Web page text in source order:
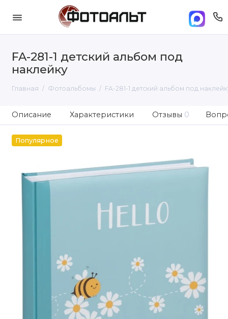
FA-281-1 детский альбом под
наклейку
Главная Фотоальбомы FA-281-1 детский альбом под
Описание Характеристики Отзывы 0
Популярное